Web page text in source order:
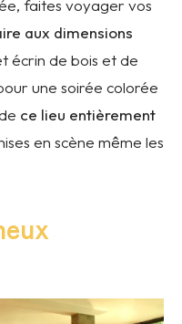
faites voyager vos
aux dimensions
écrin de bois et de
une soirée colorée
ce lieu entièrement
en scène même les